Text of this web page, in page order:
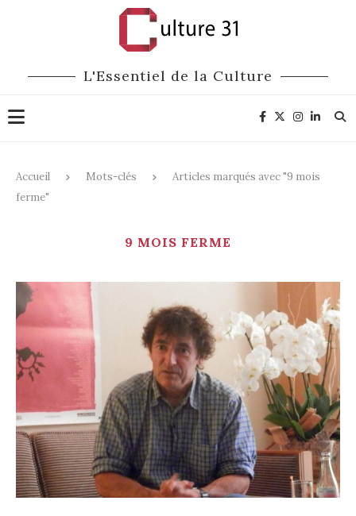
L'Essentiel de la Culture
Accueil Mots-clés
Articles marqués avec "9 mois
ferme"
9 MOIS FERME